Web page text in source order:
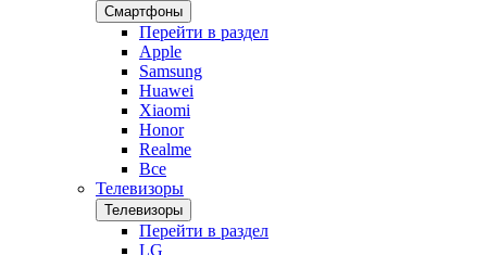
Смартфоны
Перейти в раздел
Apple
Samsung
Huawei
Xiaomi
Honor
Realme
Все
Телевизоры
Телевизоры
Перейти в раздел
LG